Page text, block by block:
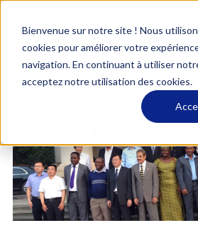
Bienvenue sur notre site ! Nous
cookies pour améliorer votre
navigation. En continuant à utiliser
acceptez notre utilisation des cookies.